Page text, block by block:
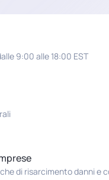
9:00 alle 18:00 EST
di risarcimento danni e